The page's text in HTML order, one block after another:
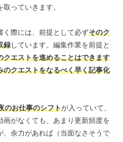
取っていきます。
く際には、前提として必ずそのク
録しています。編集作業を前提と
クエストを進めることはできます
のクエストをなるべく早く記事化
のお仕事のシフトが入っていて、
画がなくても、あまり更新頻度を
余力があれば（当面なさそうで